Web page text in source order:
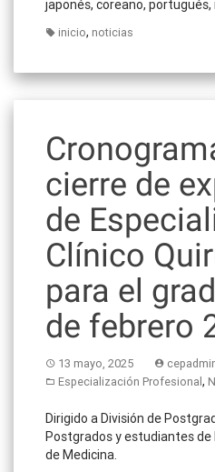
japonés, coreano, portugués,
inicio, noticias
cierre de
de
Clínico
para el
de febrero
13 mayo, 2025
Especialización Profesional,
Dirigido a División de
Postgrados y estudiantes de
de Medicina.